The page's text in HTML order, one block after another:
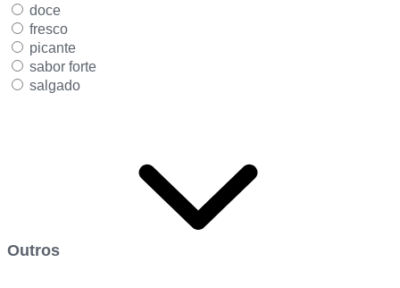
doce
fresco
picante
sabor forte
salgado
Outros